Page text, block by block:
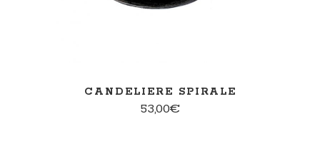
CANDELIERE SPIRALE
53,00€